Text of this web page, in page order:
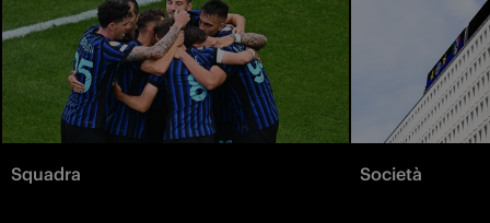
Squadra Società